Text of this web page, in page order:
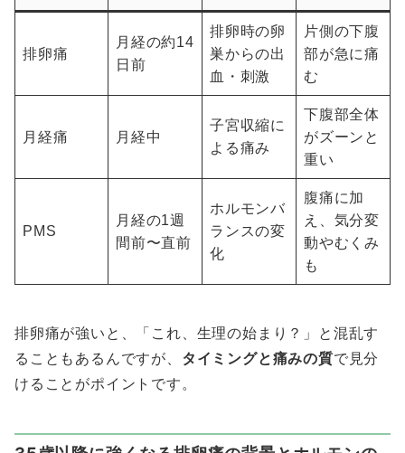
排卵痛
月経の約14
日前
排卵時の卵
巣からの出
血・刺激
片側の下腹
部が急に痛
む
月経痛 月経中
子宮収縮に
よる痛み
下腹部全体
がズーンと
重い
PMS
月経の1週
間前〜直前
ホルモンバ
ランスの変
化
腹痛に加
え、気分変
動やむくみ
も
排卵痛が強いと、「これ、生理の始まり？」と混乱す
ることもあるんですが、 タイミングと痛みの質で見分
けることがポイントです。